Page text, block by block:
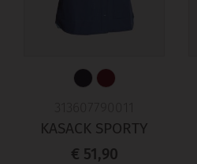
KASACK SPORTY
€ 51,90